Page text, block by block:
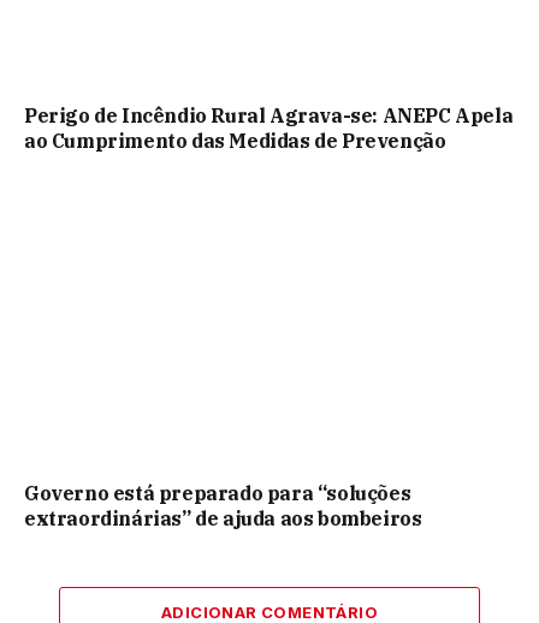
Perigo de Incêndio Rural Agrava-se: ANEPC Apela
ao Cumprimento das Medidas de Prevenção
Governo está preparado para “soluções
extraordinárias” de ajuda aos bombeiros
ADICIONAR COMENTÁRIO